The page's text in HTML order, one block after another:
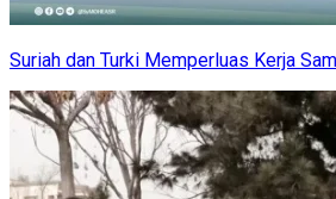
Suriah dan Turki Memperluas Kerja